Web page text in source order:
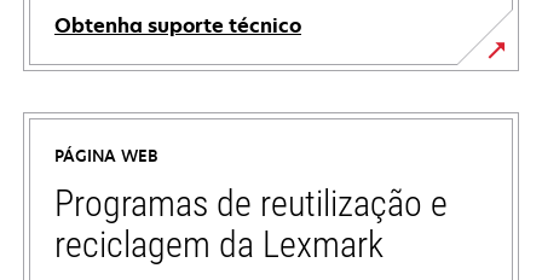
Obtenha suporte técnico
opens
in
new
tab
PÁGINA WEB
Programas de reutilização e
reciclagem da Lexmark